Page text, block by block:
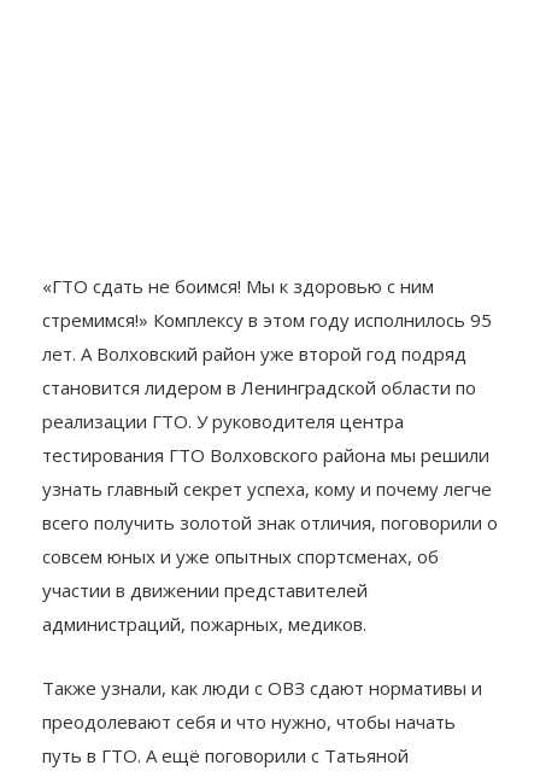
«ГТО сдать не боимся! Мы к здоровью с ним
стремимся!» Комплексу в этом году исполнилось 95
лет. А Волховский район уже второй год подряд
становится лидером в Ленинградской области по
реализации ГТО. У руководителя центра
тестирования ГТО Волховского района мы решили
узнать главный секрет успеха, кому и почему легче
всего получить золотой знак отличия, поговорили о
совсем юных и уже опытных спортсменах, об
участии в движении представителей
Также узнали, как люди с ОВЗ сдают нормативы и